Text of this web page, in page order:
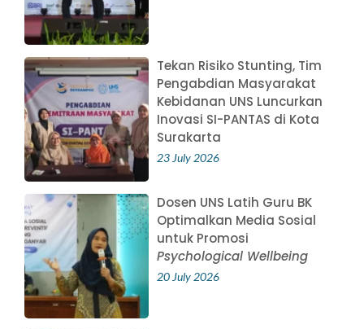
Tekan Risiko Stunting, Tim
Pengabdian Masyarakat
Kebidanan UNS Luncurkan
Inovasi SI-PANTAS di Kota
Surakarta
23 July 2026
Dosen UNS Latih Guru BK
Optimalkan Media Sosial
untuk Promosi
Psychological Wellbeing
20 July 2026